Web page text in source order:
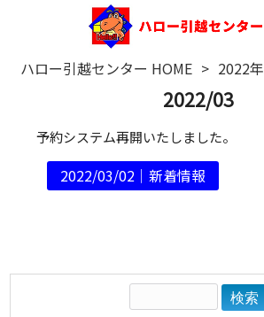
ハロー引越センター HOME > 2022年
2022/03
予約システム再開いたしました。
2022/03/02｜新着情報